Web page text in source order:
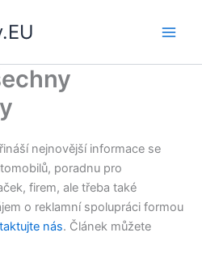
nejnovější informace se
poradnu pro
firem, ale třeba také
o reklamní spolupráci formou
nás. Článek můžete